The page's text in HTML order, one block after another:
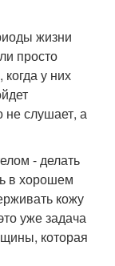
жизни
просто
у них
не слушает, а
- делать
в хорошем
кожу
уже задача
которая